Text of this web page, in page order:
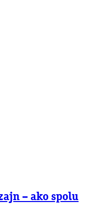
– ako spolu